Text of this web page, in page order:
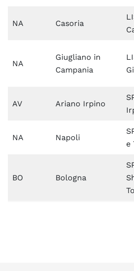
NA Casoria
NA
Giugliano in
Campania
AV Ariano Irpino
NA Napoli
e
BO Bologna